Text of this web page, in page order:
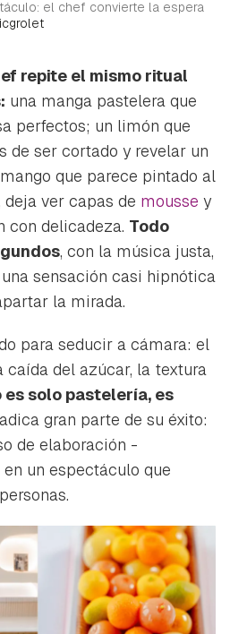
el chef convierte la espera
repite el mismo ritual
una manga pastelera que
perfectos; un limón que
de ser cortado y revelar un
que parece pintado al
ver capas de mousse y
con delicadeza. Todo
, con la música justa,
sensación casi hipnótica
la mirada.
para seducir a cámara: el
caída del azúcar, la textura
es solo pastelería, es
gran parte de su éxito:
de elaboración -
un espectáculo que